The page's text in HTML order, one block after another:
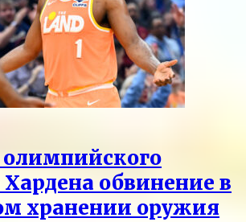
олимпийского
обвинение в
хранении оружия